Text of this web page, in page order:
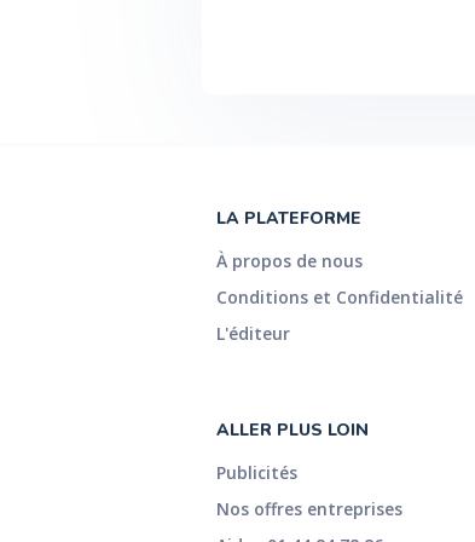
LA PLATEFORME
À propos de nous
Conditions et Confidentialité
L'éditeur
ALLER PLUS LOIN
Publicités
Nos offres entreprises